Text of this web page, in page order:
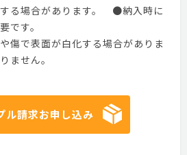
る場合があります。 ●納入時に
です。
傷で表面が白化する場合がありま
ません。
ル請求お申し込み